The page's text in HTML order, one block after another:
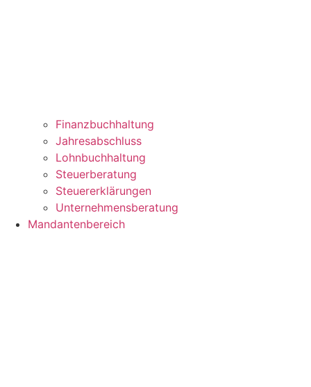
Finanzbuchhaltung
Jahresabschluss
Lohnbuchhaltung
Steuerberatung
Steuererklärungen
Unternehmensberatung
Mandantenbereich